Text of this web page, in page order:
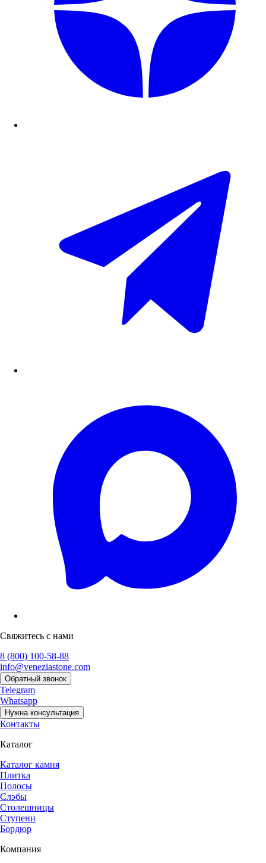
Свяжитесь с нами
8 (800) 100-58-88
info@veneziastone.com
Обратный звонок
Telegram
Whatsapp
Нужна консультация
Контакты
Каталог
Каталог камня
Плитка
Полосы
Слэбы
Столешницы
Ступени
Бордюр
Компания